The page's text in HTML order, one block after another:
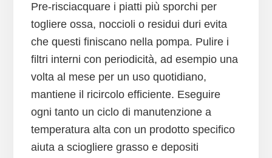
Pre‑risciacquare i piatti più sporchi per
togliere ossa, noccioli o residui duri evita
che questi finiscano nella pompa. Pulire i
filtri interni con periodicità, ad esempio una
volta al mese per un uso quotidiano,
mantiene il ricircolo efficiente. Eseguire
ogni tanto un ciclo di manutenzione a
temperatura alta con un prodotto specifico
aiuta a sciogliere grasso e depositi